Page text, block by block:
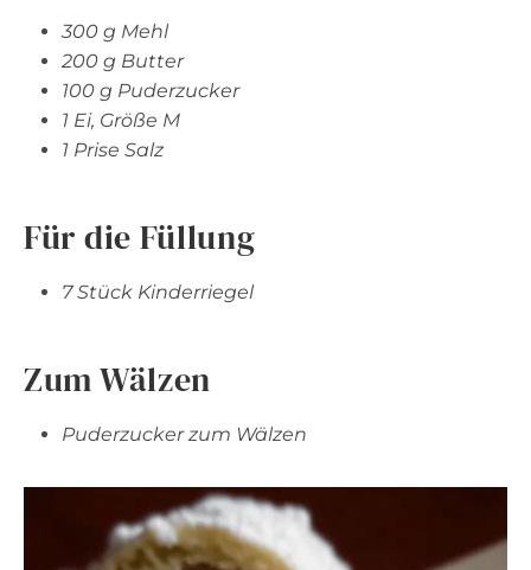
300 g Mehl
200 g Butter
100 g Puderzucker
1 Ei, Größe M
1 Prise Salz
Für die Füllung
7 Stück Kinderriegel
Zum Wälzen
Puderzucker zum Wälzen